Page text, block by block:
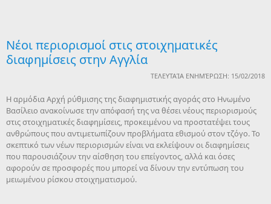
Νέοι περιορισμοί στις στοιχηματικές
διαφημίσεις στην Αγγλία
ΤΕΛΕΥΤΑΊΑ ΕΝΗΜΈΡΩΣΗ: 15/02/2018
Η αρμόδια Αρχή ρύθμισης της διαφημιστικής αγοράς στο Ηνωμένο
Βασίλειο ανακοίνωσε την απόφασή της να θέσει νέους περιορισμούς
στις στοιχηματικές διαφημίσεις, προκειμένου να προστατέψει τους
ανθρώπους που αντιμετωπίζουν προβλήματα εθισμού στον τζόγο. Το
σκεπτικό των νέων περιορισμών είναι να εκλείψουν οι διαφημίσεις
που παρουσιάζουν την αίσθηση του επείγοντος, αλλά και όσες
αφορούν σε προσφορές που μπορεί να δίνουν την εντύπωση του
μειωμένου ρίσκου στοιχηματισμού.